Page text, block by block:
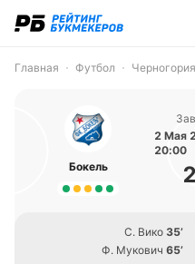
Главная Футбол
Бокель
2 Мая
20:00
2
С. Вико 35’
Ф. Мукович 65’